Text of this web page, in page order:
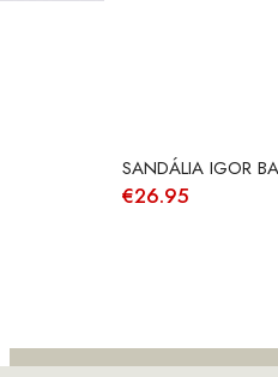
SANDÁLIA IGOR
€26.95